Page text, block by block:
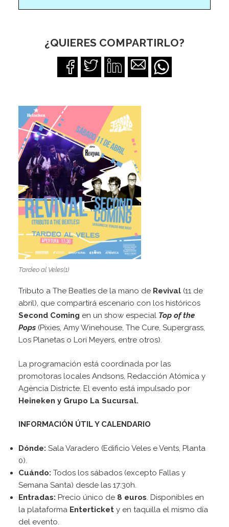
¿QUIERES COMPARTIRLO?
Tardeo al Veles(1)
Tributo a The Beatles de la mano de Revival (11 de
abril), que compartirá escenario con los históricos
Second Coming en un show especial Top of the
Pops (Pixies, Amy Winehouse, The Cure, Supergrass,
Los Planetas o Lori Meyers, entre otros).
La programación está coordinada por las
promotoras locales Andsons, Redacción Atómica y
Agència Districte. El evento está impulsado por
Heineken y Grupo La Sucursal.
INFORMACIÓN ÚTIL Y CALENDARIO
Dónde: Sala Varadero (Edificio Veles e Vents, Planta
0).
Cuándo: Todos los sábados (excepto Fallas y
Semana Santa) desde las 17:30h.
Entradas: Precio único de 8 euros. Disponibles en
la plataforma Enterticket y en taquilla el mismo día
del evento.